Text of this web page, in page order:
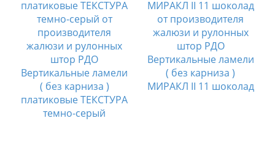
Вертикальные ламели
( без карниза )
платиковые ТЕКСТУРА
темно-серый
Вертикальные ламели
( без карниза )
МИРАКЛ II 11 шоколад